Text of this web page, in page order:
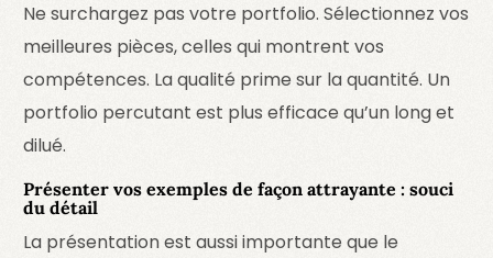
Ne surchargez pas votre portfolio. Sélectionnez vos
meilleures pièces, celles qui montrent vos
compétences. La qualité prime sur la quantité. Un
portfolio percutant est plus efficace qu’un long et
dilué.
Présenter vos exemples de façon attrayante : souci
du détail
La présentation est aussi importante que le